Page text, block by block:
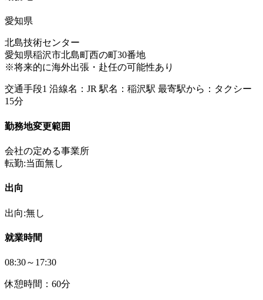
愛知県
北島技術センター
愛知県稲沢市北島町西の町30番地
※将来的に海外出張・赴任の可能性あり
交通手段1 沿線名：JR 駅名：稲沢駅 最寄駅から：タクシー
15分
勤務地変更範囲
会社の定める事業所
転勤:当面無し
出向
出向:無し
就業時間
08:30～17:30
休憩時間：60分